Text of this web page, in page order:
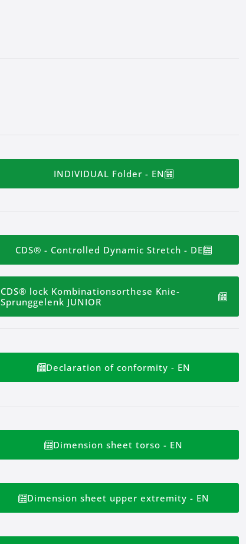
INDIVIDUAL Folder - EN
CDS® - Controlled Dynamic Stretch - DE
CDS® lock Kombinationsorthese Knie-
Sprunggelenk JUNIOR
Declaration of conformity - EN
Dimension sheet torso - EN
Dimension sheet upper extremity - EN